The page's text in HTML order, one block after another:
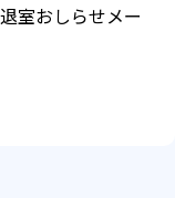
室おしらせメー